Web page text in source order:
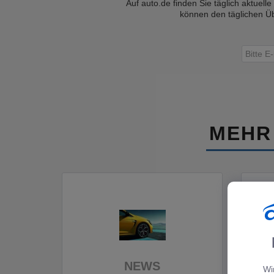
Auf auto.de finden Sie täglich
können den täglichen
NEWS